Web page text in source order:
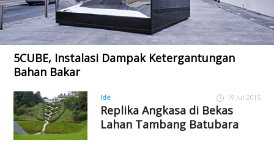
5CUBE, Instalasi Dampak Ketergantungan
Bahan Bakar
Ide 19 Jul 2015
Replika Angkasa di Bekas
Lahan Tambang Batubara